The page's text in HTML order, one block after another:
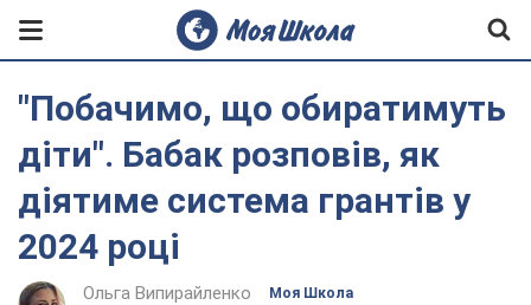
"Побачимо, що обиратимуть
діти". Бабак розповів, як
діятиме система грантів у
2024 році
Ольга Випирайленко Моя Школа